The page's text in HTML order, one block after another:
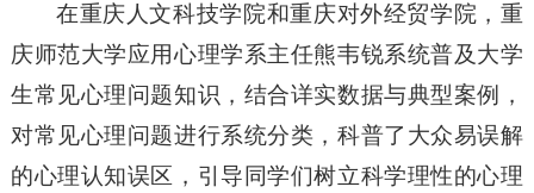
在重庆人文科技学院和重庆对外经贸学院，重
庆师范大学应用心理学系主任熊韦锐系统普及大学
生常见心理问题知识，结合详实数据与典型案例，
对常见心理问题进行系统分类，科普了大众易误解
的心理认知误区，引导同学们树立科学理性的心理